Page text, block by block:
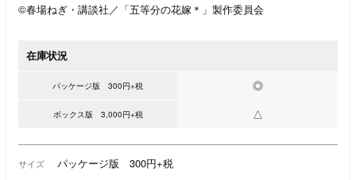
©春場ねぎ・講談社／「五等分の花嫁＊」製作委員会
在庫状況
パッケージ版 300円+税 ◎
ボックス版 3,000円+税 △
サイズ パッケージ版 300円+税